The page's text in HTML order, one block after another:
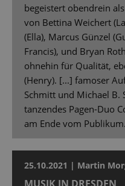
begeistert obendrein
von Bettina Weichert
(Ella), Marcus Günzel
Francis), und Bryan
ohnehin für Qualität,
(Henry). [...] famoser
Schmitt und Michael B.
tanzendes Pagen-Duo
am Ende vom
25.10.2021 | Martin